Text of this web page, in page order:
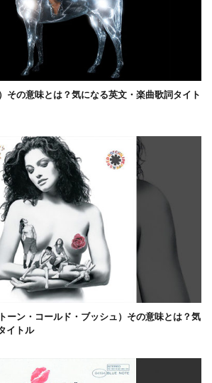
その意味とは？気になる英文・楽曲歌詞タイト
ン・コールド・ブッシュ）その意味とは？気
イトル